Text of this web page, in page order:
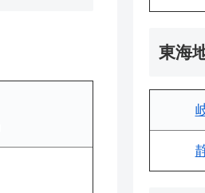
東海